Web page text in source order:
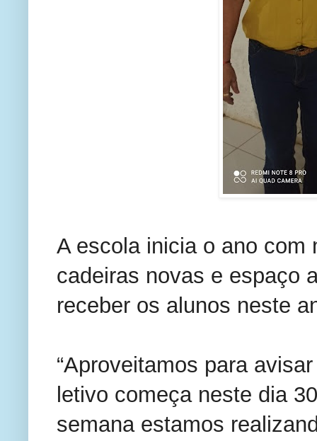
A escola inicia o ano com
cadeiras novas e espaço
receber os alunos neste
“Aproveitamos para
letivo começa neste dia
semana estamos